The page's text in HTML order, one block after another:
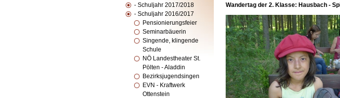
- Schuljahr 2017/2018
- Schuljahr 2016/2017
Pensionierungsfeier
Seminarbäuerin
Singende, klingende
Schule
NÖ Landestheater St.
Pölten - Aladdin
Bezirksjugendsingen
EVN - Kraftwerk
Ottenstein
Wandertag der 2. Klasse: Hausbach -